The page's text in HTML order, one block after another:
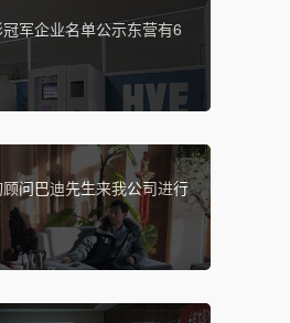
军企业名单公示东营有6
问巴迪先生来我公司进行